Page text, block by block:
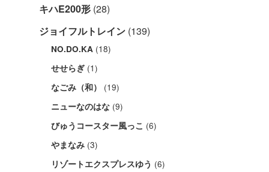
キハE200形 (28)
ジョイフルトレイン (139)
NO.DO.KA (18)
せせらぎ (1)
なごみ（和） (19)
ニューなのはな (9)
びゅうコースター風っこ (6)
やまなみ (3)
リゾートエクスプレスゆう (6)